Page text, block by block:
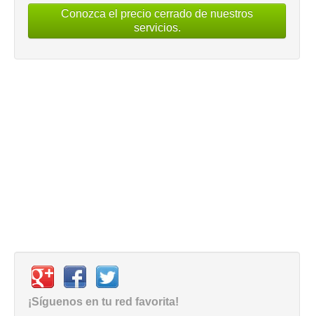
Conozca el precio cerrado de nuestros
servicios.
¡Síguenos en tu red favorita!